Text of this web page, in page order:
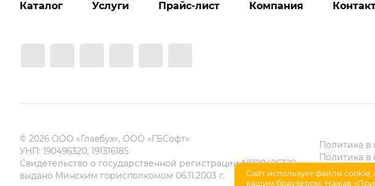
Каталог Услуги Прайс-лист Компания
© 2026 ООО «Главбух», ООО «ГБСофт»
УНП: 190496320, 191316185
Свидетельство о государственной регистрации №190496320,
выдано Минским горисполкомом 06.11.2003 г.
Политика в
Политика
Карта сайта
Сайт использует файлы
вашим браузером. Нажав